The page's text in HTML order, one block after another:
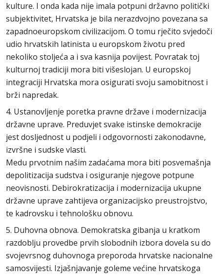
kulture. I onda kada nije imala potpuni državno politički
subjektivitet, Hrvatska je bila nerazdvojno povezana sa
zapadnoeuropskom civilizacijom. O tomu rječito svjedoči
udio hrvatskih latinista u europskom životu pred
nekoliko stoljeća a i sva kasnija povijest. Povratak toj
kulturnoj tradiciji mora biti višeslojan. U europskoj
integraciji Hrvatska mora osigurati svoju samobitnost i
brži napredak.
4. Ustanovljenje poretka pravne države i modernizacija
državne uprave. Preduvjet svake istinske demokracije
jest dosljednost u podjeli i odgovornosti zakonodavne,
izvršne i sudske vlasti.
Medu prvotnim našim zadaćama mora biti posvemašnja
depolitizacija sudstva i osiguranje njegove potpune
neovisnosti. Debirokratizacija i modernizacija ukupne
državne uprave zahtijeva organizacijsko preustrojstvo,
te kadrovsku i tehnološku obnovu.
5. Duhovna obnova. Demokratska gibanja u kratkom
razdoblju provedbe prvih slobodnih izbora dovela su do
svojevrsnog duhovnoga preporoda hrvatske nacionalne
samosvijesti. Izjašnjavanje goleme većine hrvatskoga